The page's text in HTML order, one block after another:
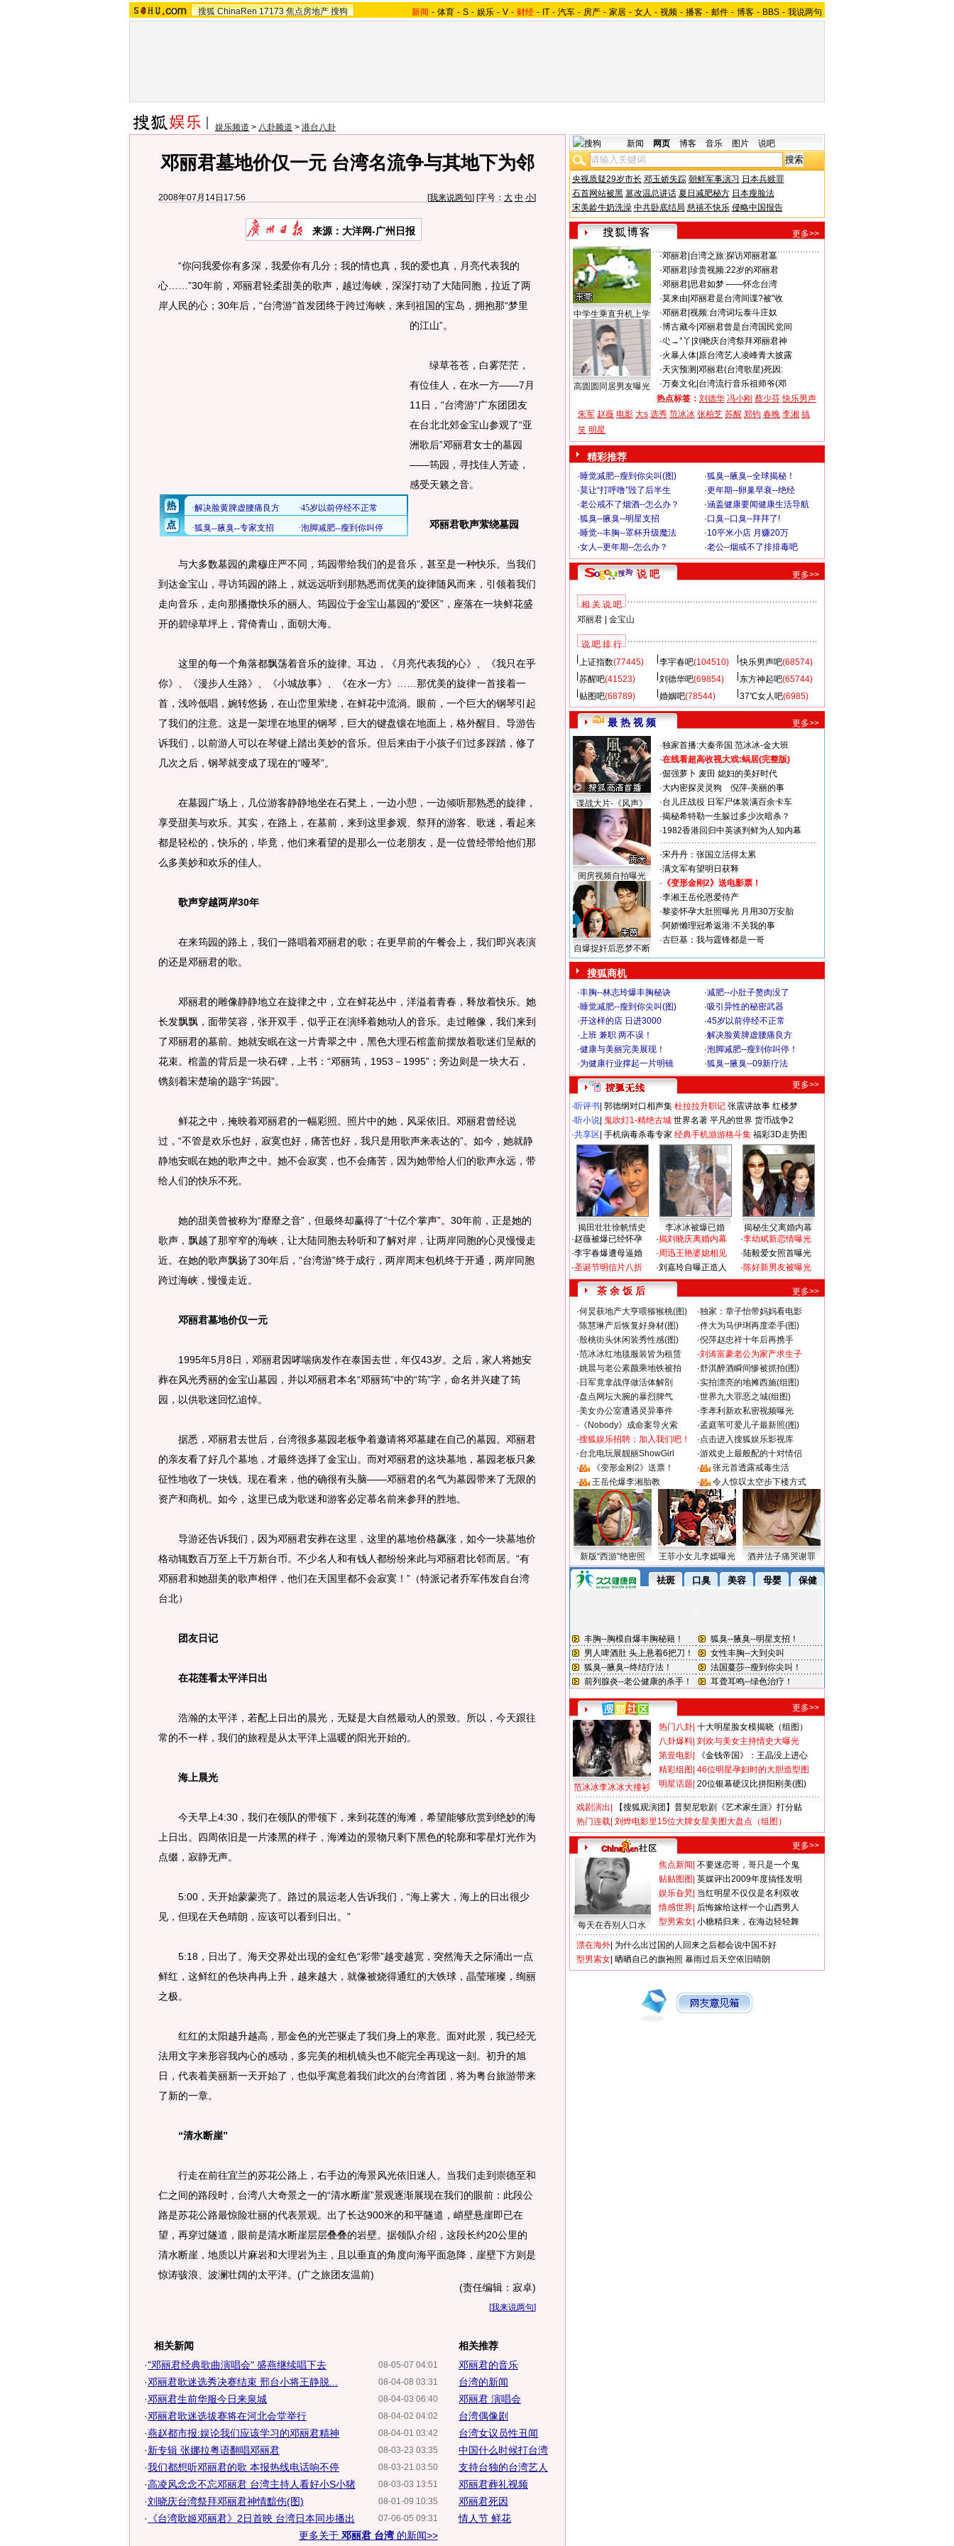
搜狐 ChinaRen 17173 焦点房地产 搜狗 新闻 - 体育 - S - 娱乐 - V - 财经 - IT - 汽车 - 房产 - 家居 - 女人 - 视频 - 播客 - 邮件 - 博客 - BBS - 我说两句
娱乐频道 > 八卦频道 > 港台八卦
邓丽君墓地价仅一元 台湾名流争与其地下为邻
2008年07月14日17:56 [我来说两句] [字号： 大 中 小]
来源：大洋网-广州日报
“你问我爱你有多深，我爱你有几分；我的情也真，我的爱也真，月亮代表我的
心……”30年前，邓丽君轻柔甜美的歌声，越过海峡，深深打动了大陆同胞，拉近了两
岸人民的心；30年后，“台湾游”首发团终于跨过海峡，来到祖国的宝岛，拥抱那“梦里
的江山”。
绿草苍苍，白雾茫茫，
有位佳人，在水一方——7月
11日，“台湾游”广东团团友
在台北北郊金宝山参观了“亚
洲歌后”邓丽君女士的墓园
——筠园，寻找佳人芳迹，
感受天籁之音。
邓丽君歌声萦绕墓园
与大多数墓园的肃穆庄严不同，筠园带给我们的是音乐，甚至是一种快乐。当我们
到达金宝山，寻访筠园的路上，就远远听到那熟悉而优美的旋律随风而来，引领着我们
走向音乐，走向那播撒快乐的丽人。筠园位于金宝山墓园的“爱区”，座落在一块鲜花盛
开的碧绿草坪上，背倚青山，面朝大海。
这里的每一个角落都飘荡着音乐的旋律。耳边，《月亮代表我的心》、《我只在乎
你》、《漫步人生路》、《小城故事》、《在水一方》……那优美的旋律一首接着一
首，浅吟低唱，婉转悠扬，在山峦里萦绕，在鲜花中流淌。眼前，一个巨大的钢琴引起
了我们的注意。这是一架埋在地里的钢琴，巨大的键盘镶在地面上，格外醒目。导游告
诉我们，以前游人可以在琴键上踏出美妙的音乐。但后来由于小孩子们过多踩踏，修了
几次之后，钢琴就变成了现在的“哑琴”。
在墓园广场上，几位游客静静地坐在石凳上，一边小憩，一边倾听那熟悉的旋律，
享受甜美与欢乐。其实，在路上，在墓前，来到这里参观、祭拜的游客、歌迷，看起来
都是轻松的，快乐的，毕竟，他们来看望的是那么一位老朋友，是一位曾经带给他们那
么多美妙和欢乐的佳人。
歌声穿越两岸30年
在来筠园的路上，我们一路唱着邓丽君的歌；在更早前的午餐会上，我们即兴表演
的还是邓丽君的歌。
邓丽君的雕像静静地立在旋律之中，立在鲜花丛中，洋溢着青春，释放着快乐。她
长发飘飘，面带笑容，张开双手，似乎正在演绎着她动人的音乐。走过雕像，我们来到
了邓丽君的墓前。她就安眠在这一片青翠之中，黑色大理石棺盖前摆放着歌迷们呈献的
花束。棺盖的背后是一块石碑，上书：“邓丽筠，1953－1995”；旁边则是一块大石，
镌刻着宋楚瑜的题字“筠园”。
鲜花之中，掩映着邓丽君的一幅彩照。照片中的她，风采依旧。邓丽君曾经说
过，“不管是欢乐也好，寂寞也好，痛苦也好，我只是用歌声来表达的”。如今，她就静
静地安眠在她的歌声之中。她不会寂寞，也不会痛苦，因为她带给人们的歌声永远，带
给人们的快乐不死。
她的甜美曾被称为“靡靡之音”，但最终却赢得了“十亿个掌声”。30年前，正是她的
歌声，飘越了那窄窄的海峡，让大陆同胞去聆听和了解对岸，让两岸同胞的心灵慢慢走
近。在她的歌声飘扬了30年后，“台湾游”终于成行，两岸周末包机终于开通，两岸同胞
跨过海峡，慢慢走近。
邓丽君墓地价仅一元
1995年5月8日，邓丽君因哮喘病发作在泰国去世，年仅43岁。之后，家人将她安
葬在风光秀丽的金宝山墓园，并以邓丽君本名“邓丽筠”中的“筠”字，命名并兴建了筠
园，以供歌迷回忆追悼。
据悉，邓丽君去世后，台湾很多墓园老板争着邀请将邓墓建在自己的墓园。邓丽君
的亲友看了好几个墓地，才最终选择了金宝山。而对邓丽君的这块墓地，墓园老板只象
征性地收了一块钱。现在看来，他的确很有头脑——邓丽君的名气为墓园带来了无限的
资产和商机。如今，这里已成为歌迷和游客必定慕名前来参拜的胜地。
导游还告诉我们，因为邓丽君安葬在这里，这里的墓地价格飙涨，如今一块墓地价
格动辄数百万至上千万新台币。不少名人和有钱人都纷纷来此与邓丽君比邻而居。“有
邓丽君和她甜美的歌声相伴，他们在天国里都不会寂寞！”（特派记者乔军伟发自台湾
台北）
团友日记
在花莲看太平洋日出
浩瀚的太平洋，若配上日出的晨光，无疑是大自然最动人的景致。所以，今天跟往
常的不一样，我们的旅程是从太平洋上温暖的阳光开始的。
海上晨光
今天早上4:30，我们在领队的带领下，来到花莲的海滩，希望能够欣赏到绝妙的海
上日出。四周依旧是一片漆黑的样子，海滩边的景物只剩下黑色的轮廓和零星灯光作为
点缀，寂静无声。
5:00，天开始蒙蒙亮了。路过的晨运老人告诉我们，“海上雾大，海上的日出很少
见，但现在天色晴朗，应该可以看到日出。”
5:18，日出了。海天交界处出现的金红色“彩带”越变越宽，突然海天之际涌出一点
鲜红，这鲜红的色块冉冉上升，越来越大，就像被烧得通红的大铁球，晶莹璀璨，绚丽
之极。
红红的太阳越升越高，那金色的光芒驱走了我们身上的寒意。面对此景，我已经无
法用文字来形容我内心的感动，多完美的相机镜头也不能完全再现这一刻。初升的旭
日，代表着美丽新一天开始了，也似乎寓意着我们此次的台湾首团，将为粤台旅游带来
了新的一章。
“清水断崖”
行走在前往宜兰的苏花公路上，右手边的海景风光依旧迷人。当我们走到崇德至和
仁之间的路段时，台湾八大奇景之一的“清水断崖”景观逐渐展现在我们的眼前：此段公
路是苏花公路最惊险壮丽的代表景观。出了长达900米的和平隧道，峭壁悬崖即已在
望，再穿过隧道，眼前是清水断崖层层叠叠的岩壁。据领队介绍，这段长约20公里的
清水断崖，地质以片麻岩和大理岩为主，且以垂直的角度向海平面急降，崖壁下方则是
惊涛骇浪、波澜壮阔的太平洋。(广之旅团友温前)
(责任编辑：寂卓)
[我来说两句]
相关新闻
08-05-07 04:01
·"邓丽君经典歌曲演唱会" 盛燕继续唱下去
08-04-08 03:31
·邓丽君歌迷选秀决赛结束 邢台小将王静脱...
08-04-03 06:40
·邓丽君生前华服今日来泉城
08-04-02 04:02
·邓丽君歌迷选拔赛将在河北会堂举行
08-04-01 03:42
·燕赵都市报:娱论我们应该学习的邓丽君精神
08-03-23 03:35
·新专辑 张娜拉粤语翻唱邓丽君
08-03-21 03:50
·我们都想听邓丽君的歌 本报热线电话响不停
08-03-03 13:51
·高凌风念念不忘邓丽君 台湾主持人看好小S小猪
08-01-09 10:35
·刘晓庆台湾祭拜邓丽君神情黯伤(图)
07-06-05 09:31
·
《台湾歌姬邓丽君》2日首映 台湾日本同步播出
更多关于 邓丽君 台湾 的新闻>>
相关推荐
邓丽君的音乐
台湾的新闻
邓丽君 演唱会
台湾偶像剧
台湾女议员性丑闻
中国什么时候打台湾
支持台独的台湾艺人
邓丽君葬礼视频
邓丽君死因
情人节 鲜花
新闻 网页 博客 音乐 图片 说吧
央视质疑29岁市长 邓玉娇失踪 朝鲜军事演习 日本兵赎罪
石首网站被黑 篡改温总讲话 夏日减肥秘方 日本瘦脸法
宋美龄牛奶洗澡 中共卧底结局 慈禧不快乐 侵略中国报告
更多>>
中学生乘直升机上学
高圆圆同居男友曝光
·邓丽君| 台湾之旅:探访邓丽君墓
·邓丽君| 珍贵视频:22岁的邓丽君
·邓丽君| 思君如梦 ——怀念台湾
·莫来由 邓丽君是台湾间谍?被"收
·邓丽君| 视频:台湾词坛泰斗庄奴
·博古藏今| 邓丽君曾是台湾国民党间
·尐→°丫 刘晓庆台湾祭拜邓丽君神
·火暴人体| 原台湾艺人凌峰青大披露
·天灾预测 邓丽君(台湾歌星)死因:
·万秦文化| 台湾流行音乐祖师爷(邓
热点标签： 刘德华 冯小刚 蔡少芬 快乐男声
朱军 赵薇 电影 大s 选秀 范冰冰 张柏芝 苏醒 郑钧 春晚 李湘 搞
笑 明星
精彩推荐
·睡觉减肥--瘦到你尖叫(图) ·狐臭--腋臭--全球揭秘！
·莫让“打呼噜”毁了后半生 ·更年期--卵巢早衰--绝经
·老公戒不了烟酒--怎么办？ ·涵盖健康要闻健康生活导航
·狐臭--腋臭--明星支招 ·口臭--口臭--拜拜了!
·睡觉--丰胸--罩杯升级魔法 ·10平米小店 月赚20万
·女人--更年期--怎么办？ ·老公--烟戒不了排排毒吧
说 吧 更多>>
相 关 说 吧
邓丽君| 金宝山
说 吧 排 行
上证指数(77445) 李宇春吧(104510) 快乐男声吧(68574)
苏醒吧(41523) 刘德华吧(69854) 东方神起吧(65744)
贴图吧(68789) 婚姻吧(78544) 37℃女人吧(6985)
最 热 视 频 更多>>
谍战大片-《风声》
闺房视频自拍曝光
自爆捉奸后恶梦不断
·独家首播:大秦帝国 范冰冰-金大班
·在线看超高收视大戏:蜗居(完整版)
·倔强萝卜 麦田 媳妇的美好时代
·大内密探灵灵狗
倪萍-美丽的事
·台儿庄战役 日军尸体装满百余卡车
·揭秘希特勒一生躲过多少次暗杀？
·1982香港回归中英谈判鲜为人知内幕
·宋丹丹：张国立活得太累
·满文军有望明日获释
· 《变形金刚2》送电影票！
·李湘王岳伦恩爱待产
·黎姿怀孕大肚照曝光 月用30万安胎
·阿娇懒理冠希返港:不关我的事
·古巨基：我与霆锋都是一哥
搜狐商机
·丰胸--林志玲爆丰胸秘诀 ·减肥--小肚子赘肉没了
·睡觉减肥--瘦到你尖叫(图) ·吸引异性的秘密武器
·开这样的店 日进3000 ·45岁以前停经不正常
·上班 兼职 两不误！ ·解决脸黄脾虚腰痛良方
·健康与美丽完美展现！ ·泡脚减肥--瘦到你叫停！
·为健康行业撑起一片明镜 ·狐臭--腋臭--09新疗法
更多>>
·听评书 郭德纲对口相声集 杜拉拉升职记 张震讲故事 红楼梦
·听小说 鬼吹灯1-精绝古城 世界名著 平凡的世界 货币战争2
·共享区 手机病毒杀毒专家 经典手机游游格斗集 福彩3D走势图
揭田壮壮徐帆情史 李冰冰被爆已婚
揭秘生父离婚内幕
·赵薇被爆已经怀孕
·李宇春爆遭母逼婚
·圣诞节明信片八折
·揭刘晓庆离婚内幕
·周迅王艳婆媳相见
·刘嘉玲自曝正造人
·李幼斌新恋情曝光
·陆毅爱女照首曝光
·陈好新男友被曝光
茶 余 饭 后
更多>>
·何炅获地产大亨喂猕猴桃(图) ·独家：章子怡带妈妈看电影
·陈慧琳产后恢复好身材(图) ·佟大为马伊琍再度牵手(图)
·殷桃街头休闲装秀性感(图) ·倪萍赵忠祥十年后再携手
·范冰冰红地毯服装皆为租赁 ·刘涛富豪老公为家产求生子
·姚晨与老公素颜乘地铁被拍 ·舒淇醉酒瞬间惨被抓拍(图)
· 日军竟拿战俘做活体解剖 ·实拍漂亮的地摊西施(组图)
·盘点网坛大腕的暴烈脾气 ·世界九大罪恶之城(组图)
·美女办公室遭遇灵异事件 ·李孝利新欢私密视频曝光
· 《Nobody》成命案导火索 ·孟庭苇可爱儿子最新照(图)
·搜狐娱乐招聘：加入我们吧！ ·点击进入搜狐娱乐影视库
·台北电玩展靓丽ShowGirl ·游戏史上最般配的十对情侣
·
《变形金刚2》送票！ ·
张元首透露戒毒生活
·
王岳伦爆李湘胎教 · 令人惊叹太空步下楼方式
新版“西游”绝密照 王菲小女儿李嫣曝光 酒井法子痛哭谢罪
更多>>
范冰冰李冰冰大撞衫
热门八卦 十大明星脸女模揭晓（组图）
八卦爆料 刘欢与美女主持情史大曝光
第壹电影
《金钱帝国》：王晶没上进心
精彩组图 46位明星孕妇时的大胆造型图
明星话题 20位银幕硬汉比拼阳刚美(图)
戏剧演出
【搜狐观演团】普契尼歌剧《艺术家生涯》打分贴
热门连载 刘烨电影里15位大牌女星美图大盘点（组图）
更多>>
每天在吞别人口水
焦点新闻 不要迷恋哥，哥只是一个鬼
贴贴图图 英媒评出2009年度搞怪发明
娱乐旮旯 当红明星不仅仅是名利双收
情感世界 后悔嫁给这样一个山西男人
型男索女 小糖精归来，在海边轻轻舞
漂在海外 为什么出过国的人回来之后都会说中国不好
型男索女 晒晒自己的旗袍照 暴雨过后天空依旧晴朗